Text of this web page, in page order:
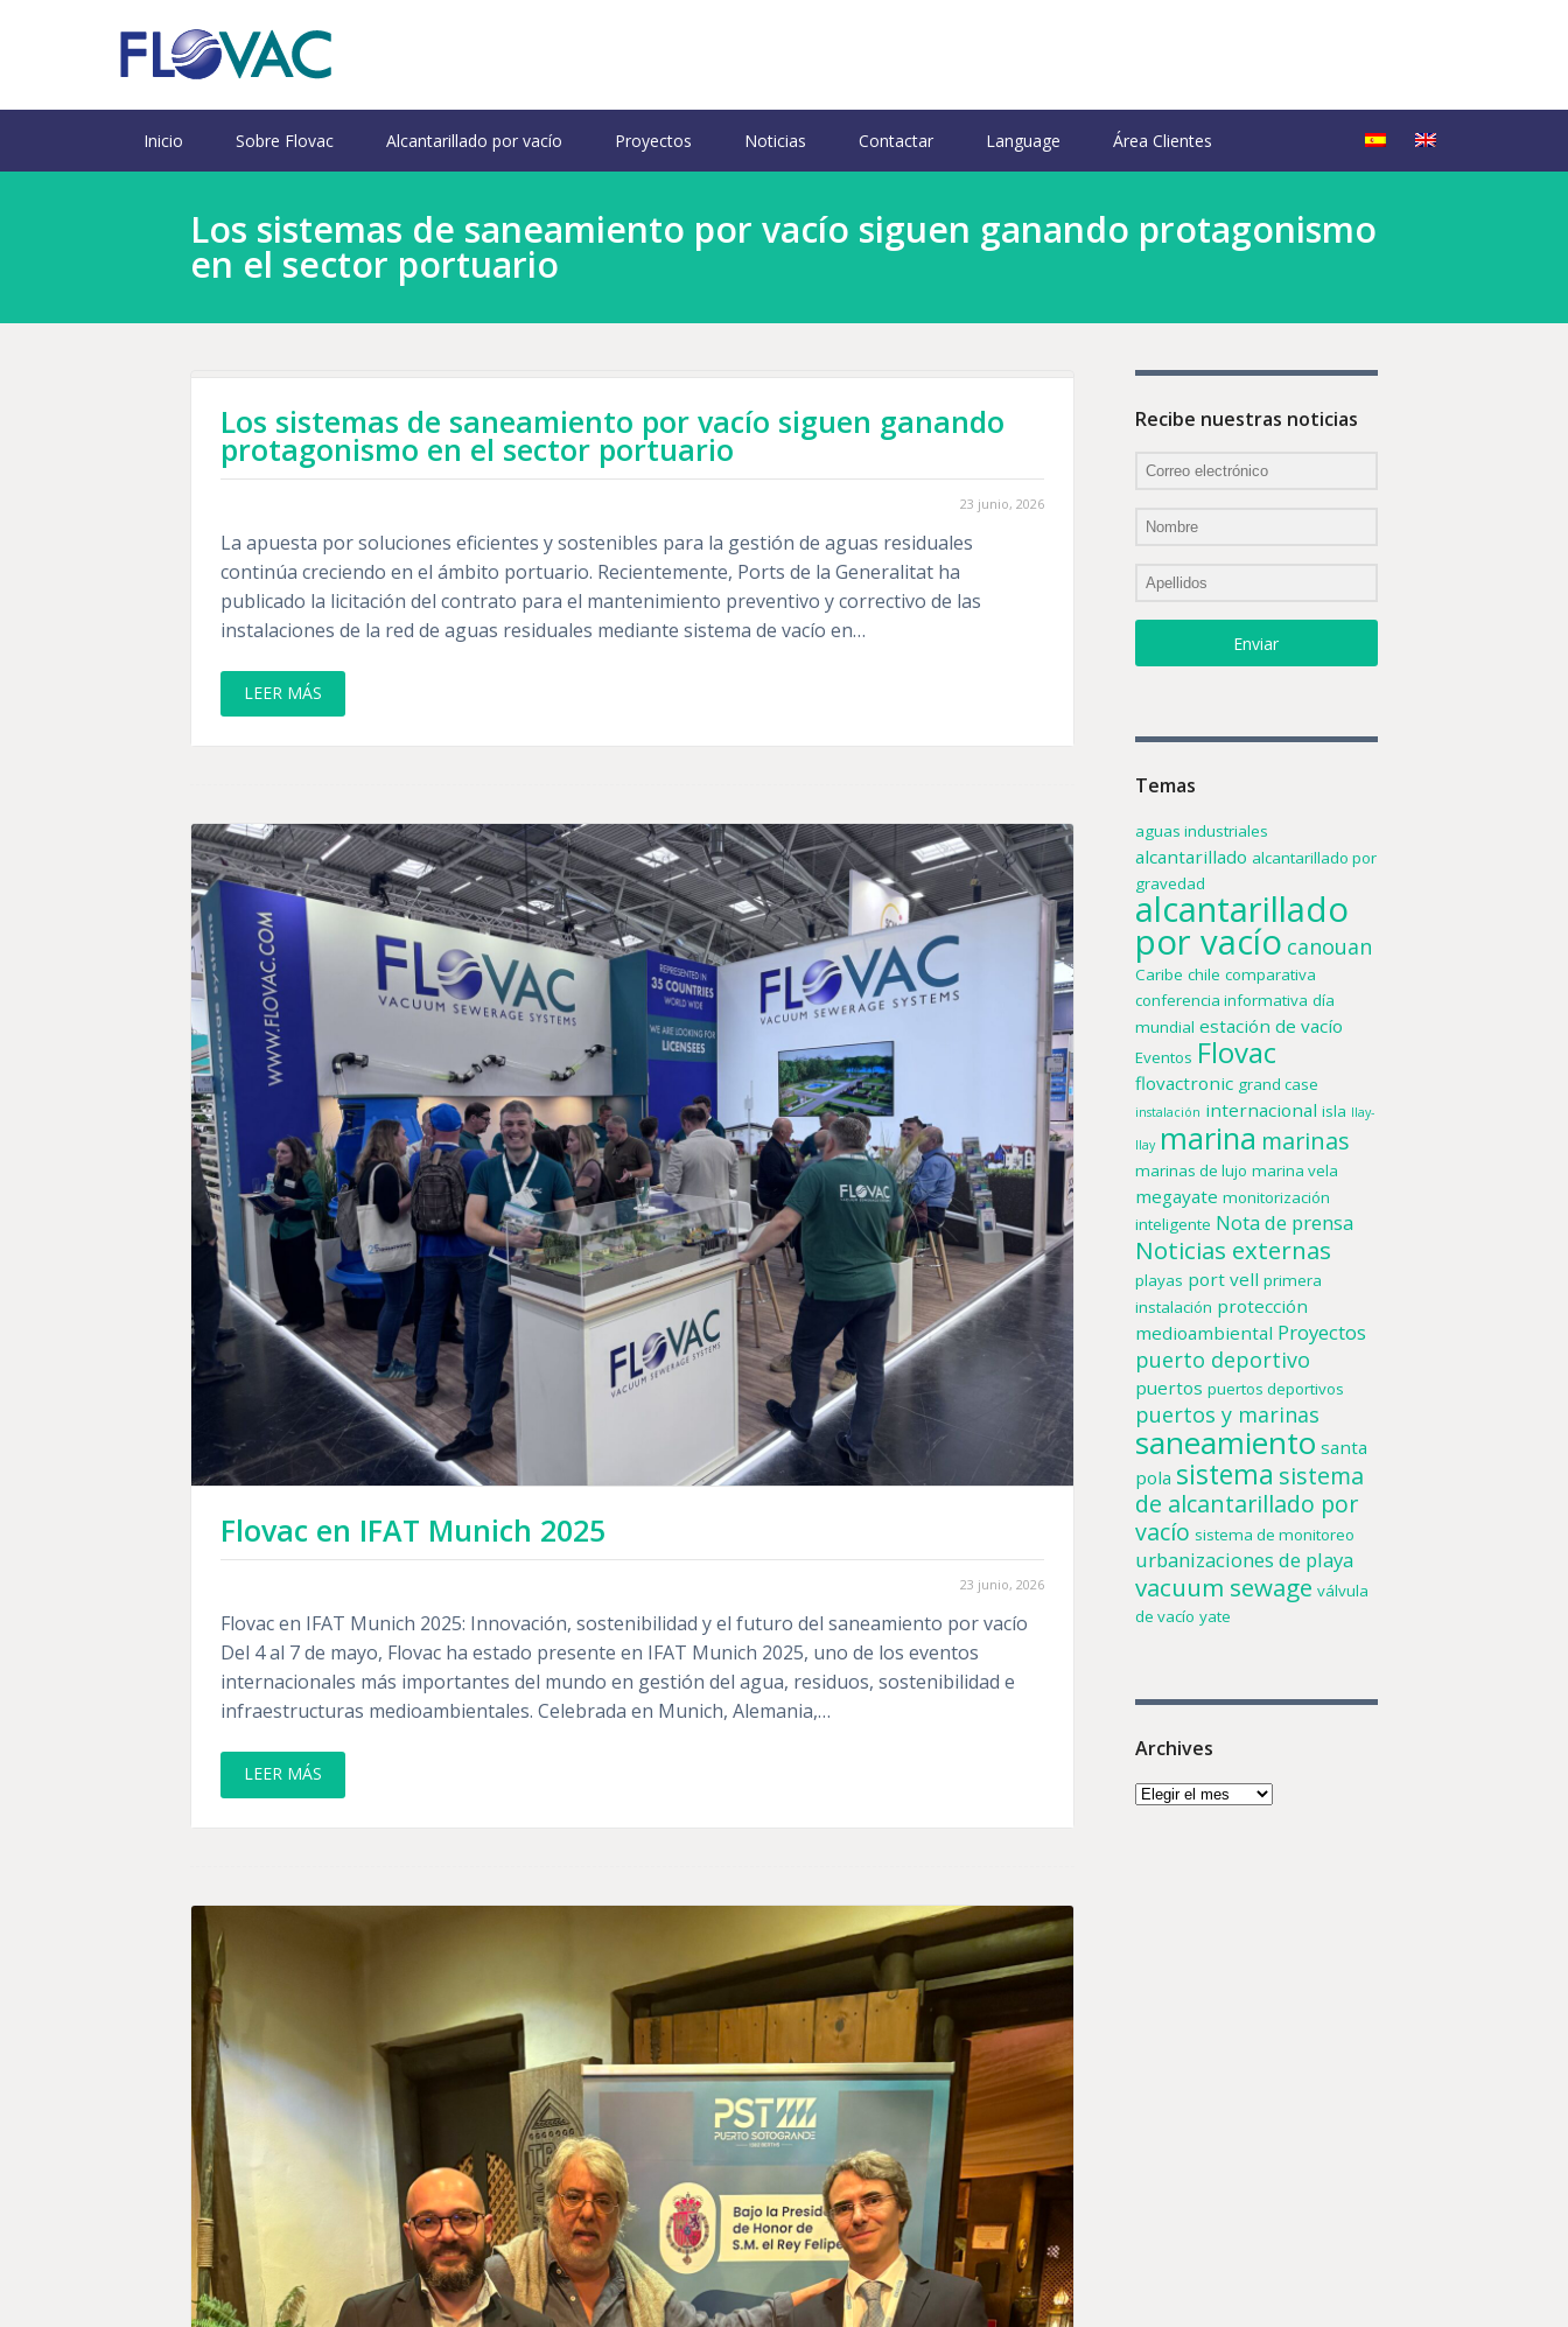
Inicio Sobre Flovac Alcantarillado por vacío Proyectos Noticias Contactar Language Área Clientes
Los sistemas de saneamiento por vacío siguen ganando protagonismo
en el sector portuario
Los sistemas de saneamiento por vacío siguen ganando
protagonismo en el sector portuario
23 junio, 2026
La apuesta por soluciones eficientes y sostenibles para la gestión de aguas residuales
continúa creciendo en el ámbito portuario. Recientemente, Ports de la Generalitat ha
publicado la licitación del contrato para el mantenimiento preventivo y correctivo de las
instalaciones de la red de aguas residuales mediante sistema de vacío en…
LEER MÁS
Flovac en IFAT Munich 2025
23 junio, 2026
Flovac en IFAT Munich 2025: Innovación, sostenibilidad y el futuro del saneamiento por vacío
Del 4 al 7 de mayo, Flovac ha estado presente en IFAT Munich 2025, uno de los eventos
internacionales más importantes del mundo en gestión del agua, residuos, sostenibilidad e
infraestructuras medioambientales. Celebrada en Munich, Alemania,…
LEER MÁS
Recibe nuestras noticias
Enviar
Temas
aguas industriales
alcantarillado alcantarillado por
gravedad
alcantarillado
por vacío canouan
Caribe chile comparativa
conferencia informativa día
mundial estación de vacío
Eventos Flovac
flovactronic grand case
instalación internacional isla llay-
llay marina marinas
marinas de lujo marina vela
megayate monitorización
inteligente Nota de prensa
Noticias externas
playas port vell primera
instalación protección
medioambiental Proyectos
puerto deportivo
puertos puertos deportivos
puertos y marinas
saneamiento santa
pola sistema sistema
de alcantarillado por
vacío sistema de monitoreo
urbanizaciones de playa
vacuum sewage válvula
de vacío yate
Archives